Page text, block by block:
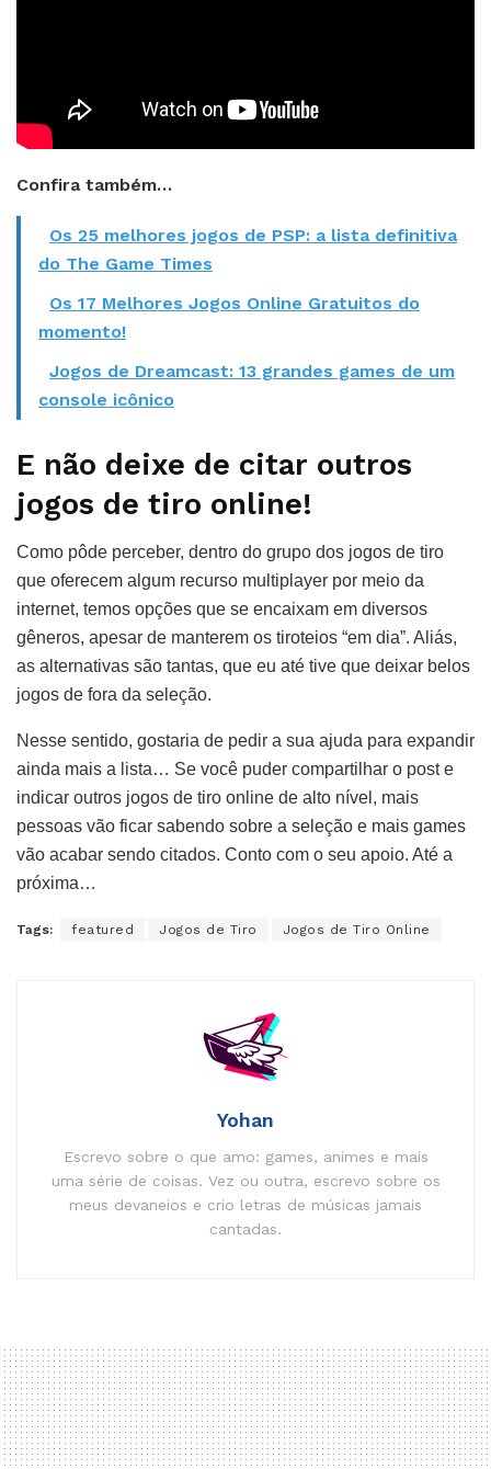
Confira também…
Os 25 melhores jogos de PSP: a lista definitiva
do The Game Times
Os 17 Melhores Jogos Online Gratuitos do
momento!
Jogos de Dreamcast: 13 grandes games de um
console icônico
E não deixe de citar outros
jogos de tiro online!
Como pôde perceber, dentro do grupo dos jogos de tiro
que oferecem algum recurso multiplayer por meio da
internet, temos opções que se encaixam em diversos
gêneros, apesar de manterem os tiroteios “em dia”. Aliás,
as alternativas são tantas, que eu até tive que deixar belos
jogos de fora da seleção.
Nesse sentido, gostaria de pedir a sua ajuda para expandir
ainda mais a lista… Se você puder compartilhar o post e
indicar outros jogos de tiro online de alto nível, mais
pessoas vão ficar sabendo sobre a seleção e mais games
vão acabar sendo citados. Conto com o seu apoio. Até a
próxima…
Tags: featured Jogos de Tiro Jogos de Tiro Online
Yohan
Escrevo sobre o que amo: games, animes e mais
uma série de coisas. Vez ou outra, escrevo sobre os
meus devaneios e crio letras de músicas jamais
cantadas.